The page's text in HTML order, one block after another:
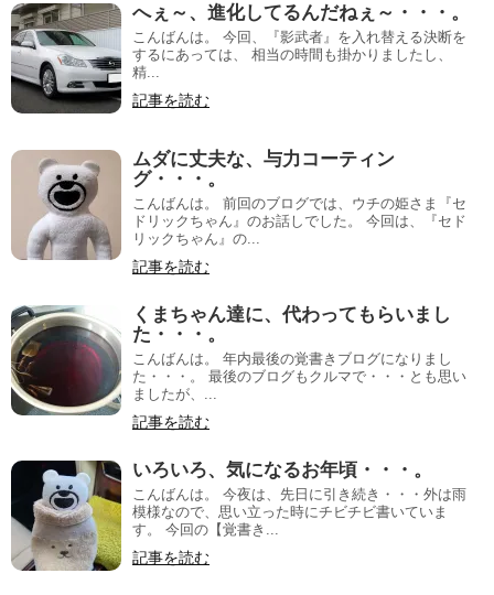
へぇ～、進化してるんだねぇ～・・・。
こんばんは。 今回、『影武者』を入れ替える決断を
するにあっては、 相当の時間も掛かりましたし、
精...
記事を読む
ムダに丈夫な、与力コーティン
グ・・・。
こんばんは。 前回のブログでは、ウチの姫さま『セ
ドリックちゃん』のお話しでした。 今回は、『セド
リックちゃん』の...
記事を読む
くまちゃん達に、代わってもらいまし
た・・・。
こんばんは。 年内最後の覚書きブログになりまし
た・・・。 最後のブログもクルマで・・・とも思い
ましたが、...
記事を読む
いろいろ、気になるお年頃・・・。
こんばんは。 今夜は、先日に引き続き・・・外は雨
模様なので、思い立った時にチビチビ書いていま
す。 今回の【覚書き...
記事を読む